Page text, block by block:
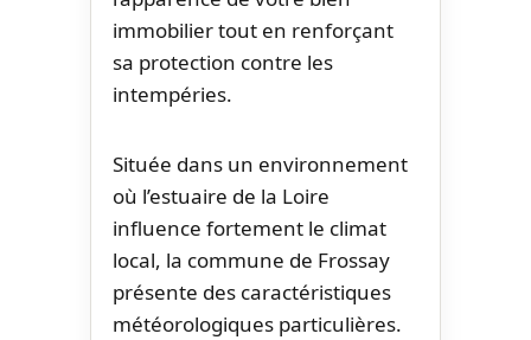
immobilier tout en renforçant
sa protection contre les
intempéries.
Située dans un environnement
où l’estuaire de la Loire
influence fortement le climat
local, la commune de Frossay
présente des caractéristiques
météorologiques particulières.